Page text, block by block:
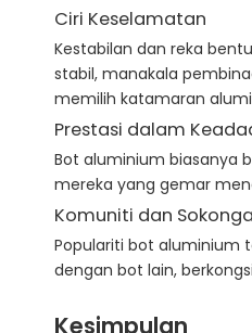
Ciri Keselamatan
Kestabilan dan reka
stabil, manakala
memilih katamaran
Prestasi dalam
Bot aluminium biasanya
mereka yang gemar
Komuniti dan
Populariti bot aluminium
dengan bot lain,
Kesimpulan